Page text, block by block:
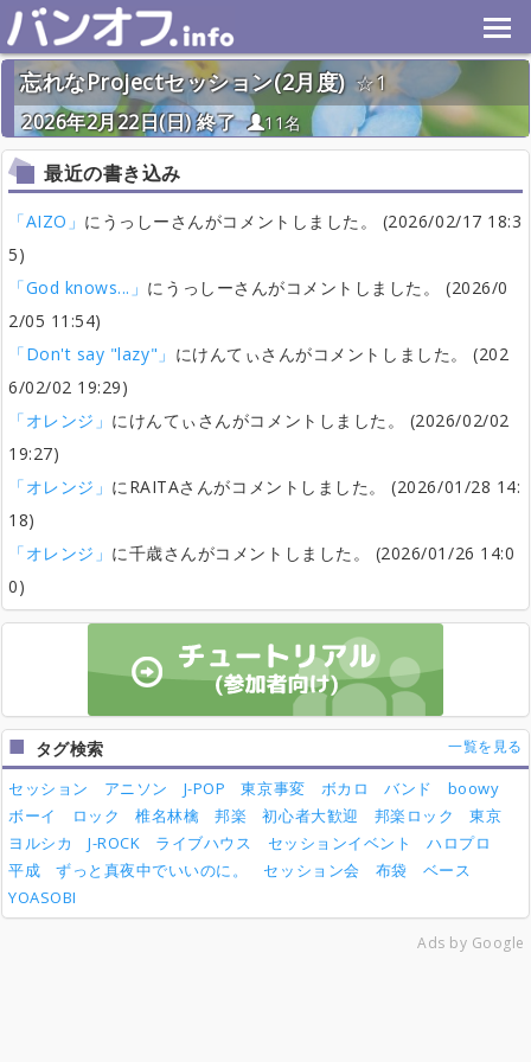
忘れなProjectセッション(2月度)
1
2026年2月22日(日) 終了
11名
最近の書き込み
「AIZO」 にうっしーさんがコメントしました。 (2026/02/17 18:3
5)
「God knows...」 にうっしーさんがコメントしました。 (2026/0
2/05 11:54)
「Don't say "lazy"」 にけんてぃさんがコメントしました。 (202
6/02/02 19:29)
「オレンジ」 にけんてぃさんがコメントしました。 (2026/02/02
19:27)
「オレンジ」 にRAITAさんがコメントしました。 (2026/01/28 14:
18)
「オレンジ」 に千歳さんがコメントしました。 (2026/01/26 14:0
0)
タグ検索 一覧を見る
セッション アニソン J-POP 東京事変 ボカロ バンド
boowy
ボーイ
ロック 椎名林檎 邦楽 初心者大歓迎 邦楽ロック
東京
ヨルシカ
J-ROCK ライブハウス セッションイベント
ハロプロ
平成
ずっと真夜中でいいのに。 セッション会 布袋
ベース
YOASOBI
Ads by Google